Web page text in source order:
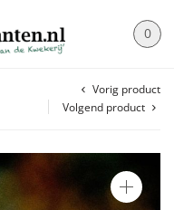
0
Vorig product
Volgend product